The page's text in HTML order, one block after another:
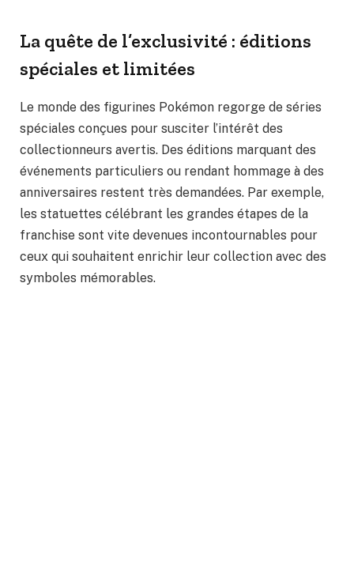
La quête de l’exclusivité : éditions
spéciales et limitées
Le monde des figurines Pokémon regorge de séries
spéciales conçues pour susciter l’intérêt des
collectionneurs avertis. Des éditions marquant des
événements particuliers ou rendant hommage à des
anniversaires restent très demandées. Par exemple,
les statuettes célébrant les grandes étapes de la
franchise sont vite devenues incontournables pour
ceux qui souhaitent enrichir leur collection avec des
symboles mémorables.